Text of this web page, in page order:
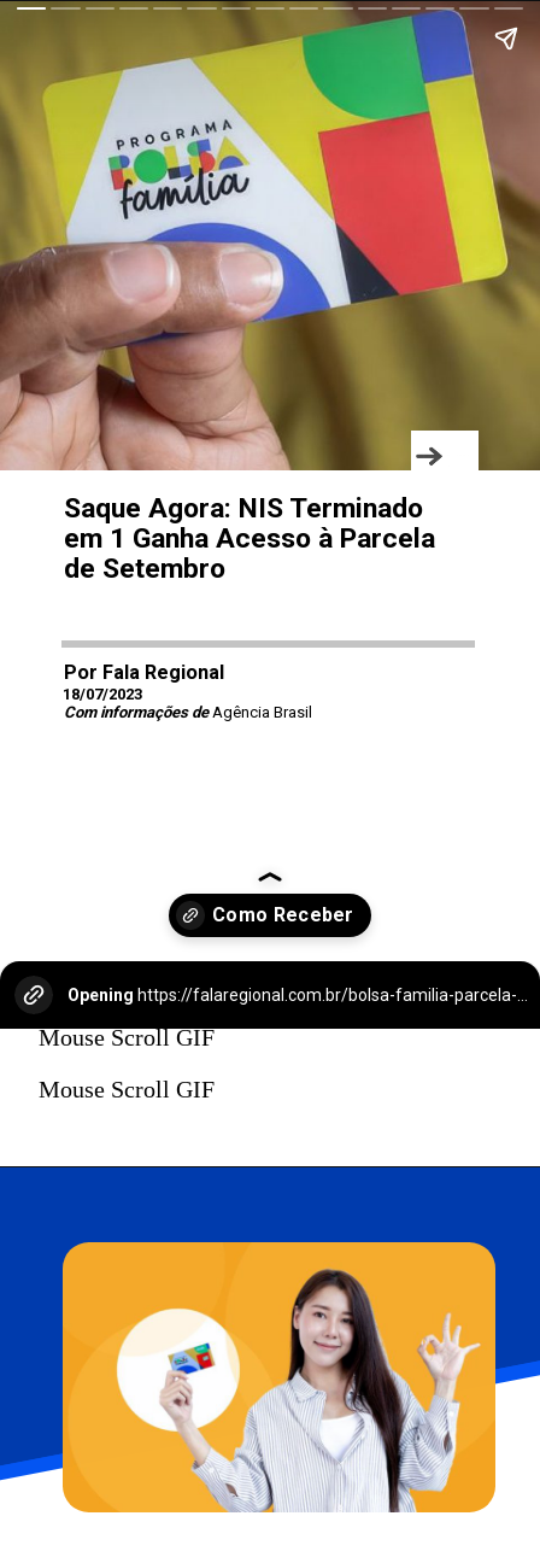
Por Fala Regional
18/07/2023
Saque Agora: NIS Terminado
em 1 Ganha Acesso à Parcela
de Setembro
Com informações deAgência Brasil
Opening https://falaregional.com.br/bolsa-familia-parcela-de-setembro-e-liberada-para-beneficiarios-com-nis-terminado-em-1.html?via=webs&tipo=amp
Mouse Scroll GIF
Mouse Scroll GIF